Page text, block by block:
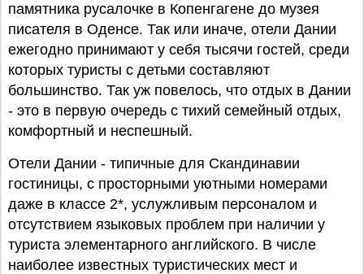
памятника русалочке в Копенгагене до музея
писателя в Оденсе. Так или иначе, отели Дании
ежегодно принимают у себя тысячи гостей, среди
которых туристы с детьми составляют
большинство. Так уж повелось, что отдых в Дании
- это в первую очередь с тихий семейный отдых,
комфортный и неспешный.
Отели Дании - типичные для Скандинавии
гостиницы, с просторными уютными номерами
даже в классе 2*, услужливым персоналом и
отсутствием языковых проблем при наличии у
туриста элементарного английского. В числе
наиболее известных туристических мест и